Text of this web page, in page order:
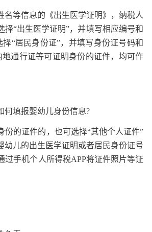
等信息的《出生医学证明》，纳税人
“出生医学证明”，并填写相应编号和
“居民身份证”，并填写身份证号码和
通行证等可证明身份的证件，均可作
填报婴幼儿身份信息?
的证件的，也可选择“其他个人证件”
儿的出生医学证明或者居民身份证号
手机个人所得税APP将证件照片等证